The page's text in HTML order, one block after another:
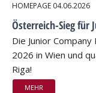
HOMEPAGE 04.06.2026
Österreich-Sieg für
Die Junior
2026 in Wien und
Riga!
MEHR